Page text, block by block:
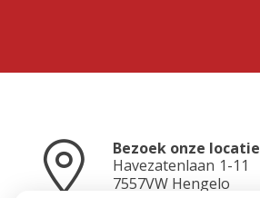
Bezoek onze locatie
Havezatenlaan 1-11
7557VW Hengelo